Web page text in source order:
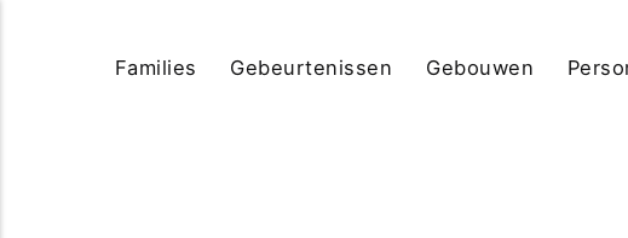
Families Gebeurtenissen Gebouwen